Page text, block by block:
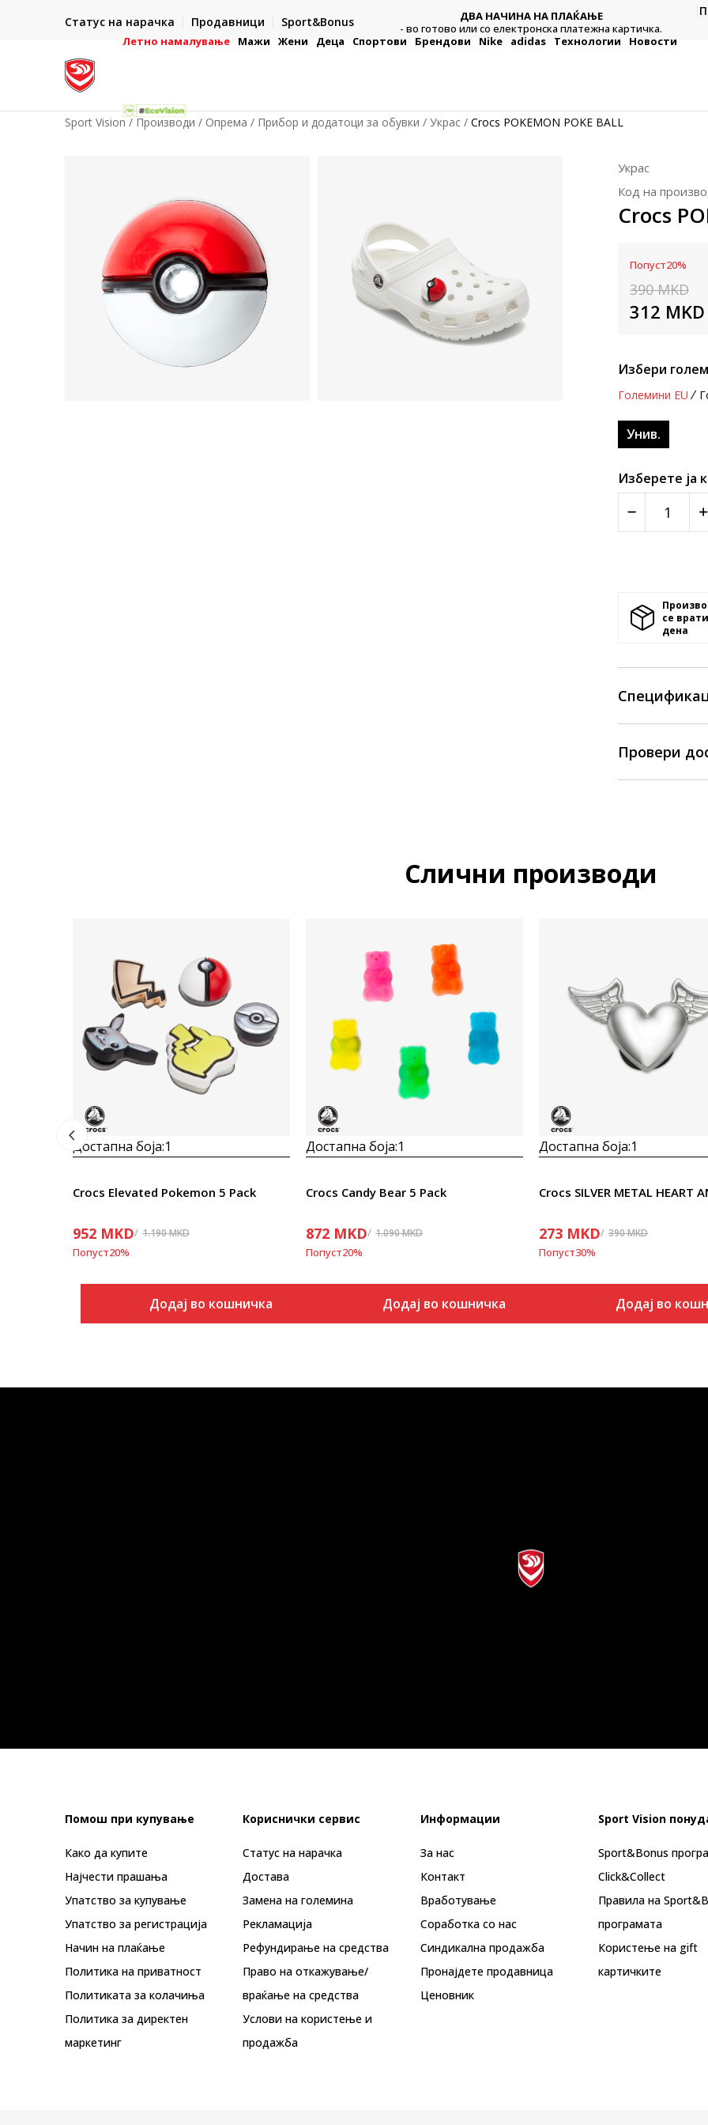
Статус на нарачка Продавници Sport&Bonus
- на сите нарачки во готово или со електронска платежна
ДВА НАЧИНА НА ПЛАЌАЊЕ
- во готово или со електронска платежна картичка.
Летно намалување Мажи Жени Деца Спортови Брендови Nike adidas Технологии Новости
Sport Vision Производи Опрема Прибор и додатоци за обувки Украс Crocs POKEMON POKE BALL
Украс
Код на
Crocs
Попуст20%
390 MKD
312 MKD
Избери
Големини EU
Унив.
Изберете ја
се
денa
Провери
Слични производи
Достапна боја:1
Crocs Elevated Pokemon 5 Pack
952 MKD 1.190MKD
Попуст20%
Додај во кошничка
Достапна боја:1
Crocs Candy Bear 5 Pack
872 MKD 1.090MKD
Попуст20%
Додај во кошничка
Достапна боја:1
273 MKD 390MKD
Попуст30%
Додај во
Помош при купување
Како да купите
Најчести прашања
Упатство за купување
Упатство за регистрација
Начин на плаќање
Политика на приватност
Политиката за колачиња
Политика за директен
маркетинг
Кориснички сервис
Статус на нарачка
Достава
Замена на големина
Рекламациja
Рефундирање на средства
Право на откажување/
враќање на средства
Услови на користење и
продажба
Информации
За нас
Контакт
Вработување
Соработка со нас
Синдикална продажба
Пронајдете продавница
Ценовник
Sport Vision
Sport&Bonus
Click&Collect
Правила на
програмата
Користење на gift
картичките